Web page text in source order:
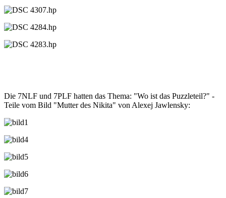
Die 7NLF und 7PLF hatten das Thema: "Wo ist das Puzzleteil?" -
Teile vom Bild "Mutter des Nikita" von Alexej Jawlensky: